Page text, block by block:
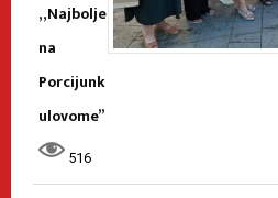
„Najbolje
na
Porcijunk
ulovome”
516